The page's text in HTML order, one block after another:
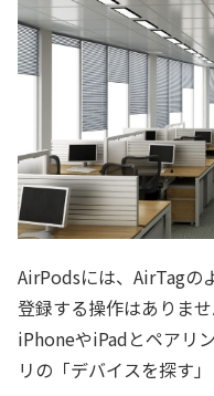
AirPodsには、AirTagの
登録する操作はありま
iPhoneやiPadとペアリ
リの「デバイスを探す